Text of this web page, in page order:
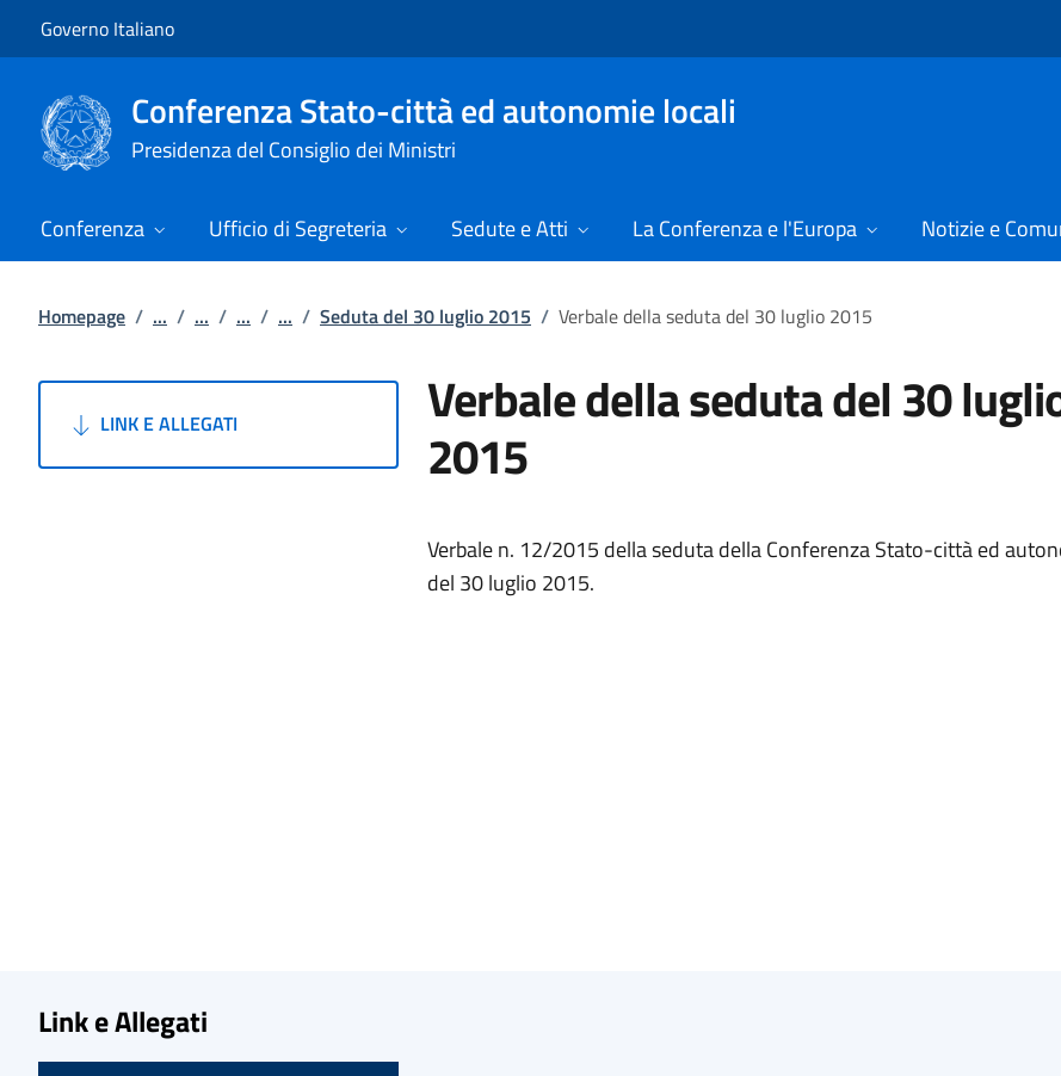
Governo Italiano
Conferenza Stato-città ed autonomie locali
Presidenza del Consiglio dei Ministri
Conferenza Ufficio di Segreteria Sedute e Atti La Conferenza e l'Europa Notizie e
Homepage / ... / ... / ... / ... / Seduta del 30 luglio 2015 / Verbale della seduta del 30 luglio 2015
LINK E ALLEGATI Verbale della seduta del 30
2015
Verbale n. 12/2015 della seduta della Conferenza Stato-città ed
del 30 luglio 2015.
Link e Allegati